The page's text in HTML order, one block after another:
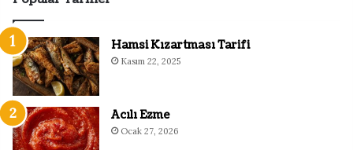
Hamsi Kızartması Tarifi
Kasım 22, 2025
Acılı Ezme
Ocak 27, 2026